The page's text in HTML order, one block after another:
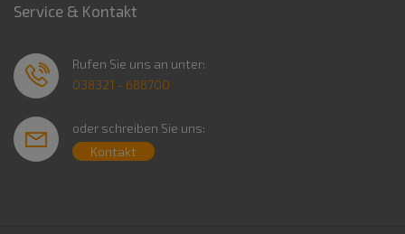
Service & Kontakt
Rufen Sie uns an unter:
038321 - 688700
oder schreiben Sie uns:
Kontakt